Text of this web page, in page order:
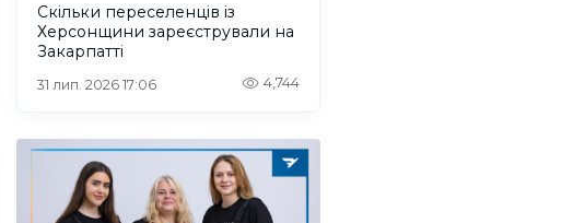
Скільки переселенців із
Херсонщини зареєстрували на
Закарпатті
31 лип. 2026 17:06 4,744